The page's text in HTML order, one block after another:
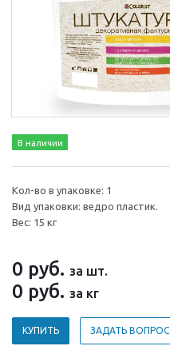
В наличии
Кол-во в упаковке: 1
Вид упаковки: ведро пластик.
Вес: 15 кг
0 руб. за шт.
0 руб. за кг
КУПИТЬ ЗАДАТЬ ВОПРОС